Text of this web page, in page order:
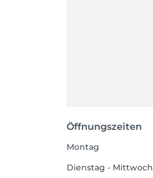
Öffnungszeiten
Montag
Dienstag - Mittwoch